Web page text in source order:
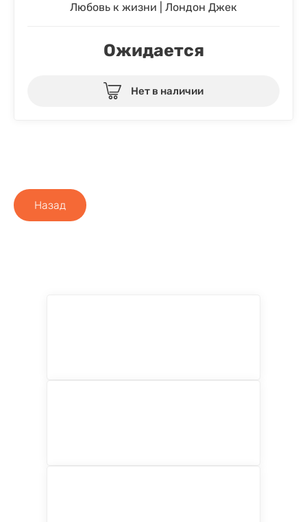
Любовь к жизни | Лондон Джек
Ожидается
Нет в наличии
Назад